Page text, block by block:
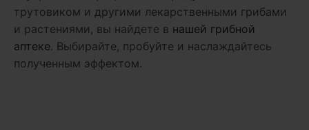
трутовиком и другими лекарственными грибами
и растениями, вы найдете в нашей грибной
аптеке. Выбирайте, пробуйте и наслаждайтесь
полученным эффектом.